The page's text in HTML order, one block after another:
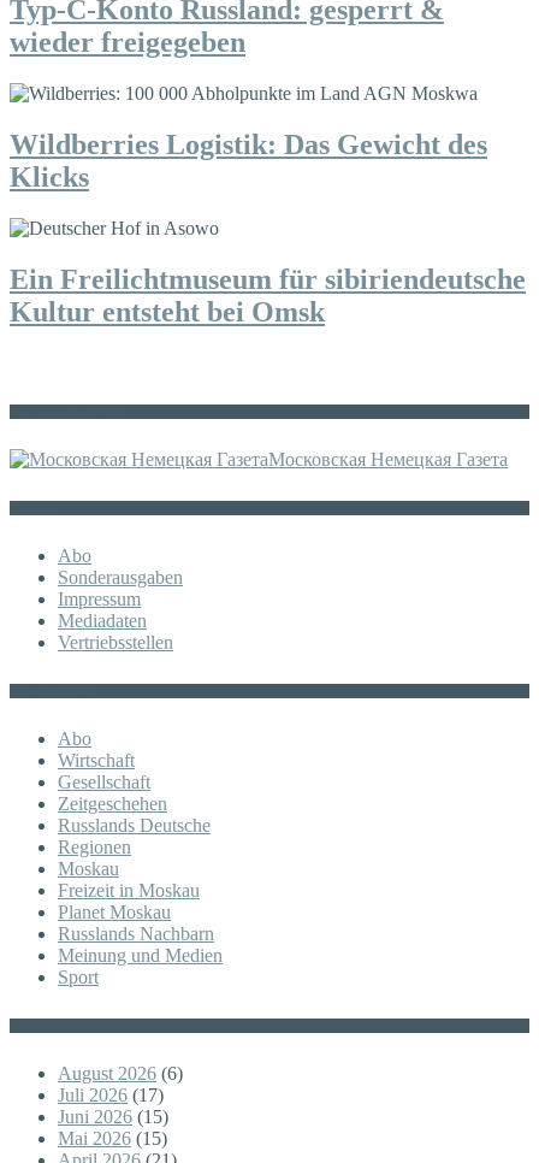
Typ-C-Konto Russland: gesperrt &
wieder freigegeben
Wildberries Logistik: Das Gewicht des
Klicks
Ein Freilichtmuseum für sibiriendeutsche
Kultur entsteht bei Omsk
Московская Немецкая Газета
Abo
Sonderausgaben
Impressum
Mediadaten
Vertriebsstellen
Abo
Wirtschaft
Gesellschaft
Zeitgeschehen
Russlands Deutsche
Regionen
Moskau
Freizeit in Moskau
Planet Moskau
Russlands Nachbarn
Meinung und Medien
Sport
August 2026 (6)
Juli 2026 (17)
Juni 2026 (15)
Mai 2026 (15)